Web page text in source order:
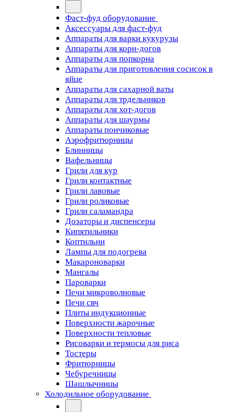
Фаст-фуд оборудование
Аксессуары для фаст-фуд
Аппараты для варки кукурузы
Аппараты для корн-догов
Аппараты для попкорна
Аппараты для приготовления сосисок в
яйце
Аппараты для сахарной ваты
Аппараты для трдельников
Аппараты для хот-догов
Аппараты для шаурмы
Аппараты пончиковые
Аэрофритюрницы
Блинницы
Вафельницы
Грили для кур
Грили контактные
Грили лавовые
Грили роликовые
Грили саламандра
Дозаторы и диспенсеры
Кипятильники
Коптильни
Лампы для подогрева
Макароноварки
Мангалы
Пароварки
Печи микроволновые
Печи свч
Плиты индукционные
Поверхности жарочные
Поверхности тепловые
Рисоварки и термосы для риса
Тостеры
Фритюрницы
Чебуречницы
Шашлычницы
Холодильное оборудование